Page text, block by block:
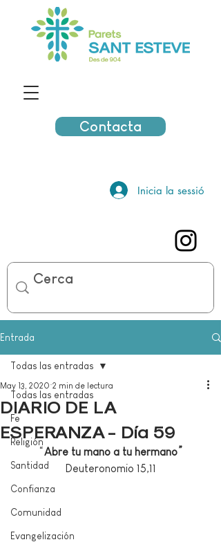
Inicia la sessió
Contacta
Entrada
Todas las entradas
Fe
Religión
Santidad
Confianza
Comunidad
Evangelización
Todas las entradas
DIARIO DE LA
ESPERANZA - Día 59
May 13, 2020 2 min de lectura
“Abre tu mano a tu hermano”
Deuteronomio 15,11